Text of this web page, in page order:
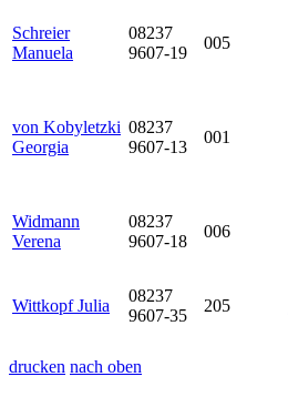
Schreier
Manuela
08237
9607-19
005
von Kobyletzki
Georgia
08237
9607-13
001
Widmann
Verena
08237
9607-18
006
Wittkopf Julia
08237
9607-35
205
drucken nach oben